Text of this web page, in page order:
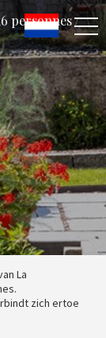
personnes
La
zich ertoe